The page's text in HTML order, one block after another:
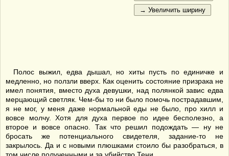
Полос выжил, едва дышал, но хиты пусть по единичке и
медленно, но ползли вверх. Как оценить состояние призрака не
имел понятия, вместо духа девушки, над полянкой завис едва
мерцающий светляк. Чем-бы то ни было помочь пострадавшим,
я не мог, у меня даже нормальной еды не было, про хилл и
вовсе молчу. Хотя для духа первое по идее бесполезно, а
второе и вовсе опасно. Так что решил подождать — ну не
бросать же потенциального свидетеля, задание-то не
закрылось. Да и с новыми плюшками стоило бы разобраться, в